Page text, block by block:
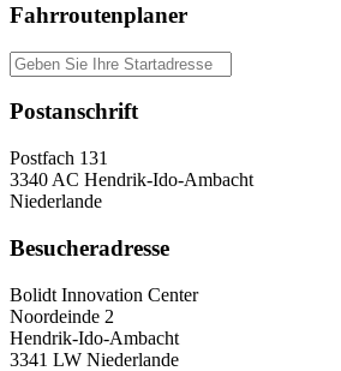
Fahrroutenplaner
Postanschrift
Postfach 131
3340 AC Hendrik-Ido-Ambacht
Niederlande
Besucheradresse
Bolidt Innovation Center
Noordeinde 2
Hendrik-Ido-Ambacht
3341 LW Niederlande